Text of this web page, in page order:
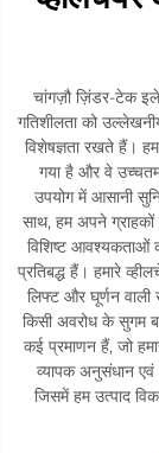
चांगज़ौ ज़िंडर-टेक
गतिशीलता को
विशेषज्ञता रखते हैं।
गया है और वे
उपयोग में आसानी
साथ, हम अपने
विशिष्ट आवश्यकताओं
प्रतिबद्ध हैं। हमारे
लिफ्ट और घूर्णन वाली
किसी अवरोध के सुगम
कई प्रमाणन हैं, जो
व्यापक अनुसंधान एवं
जिसमें हम उत्पाद